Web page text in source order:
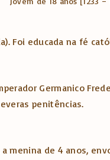
Foi educada na fé
Germanico
penitências.
menina de 4 anos,